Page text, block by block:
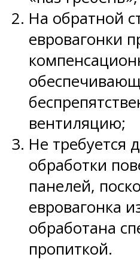
На обратной
евровагонки
вентиляцию;
Не требуется
обработки
панелей,
евровагонка
обработана
пропиткой.